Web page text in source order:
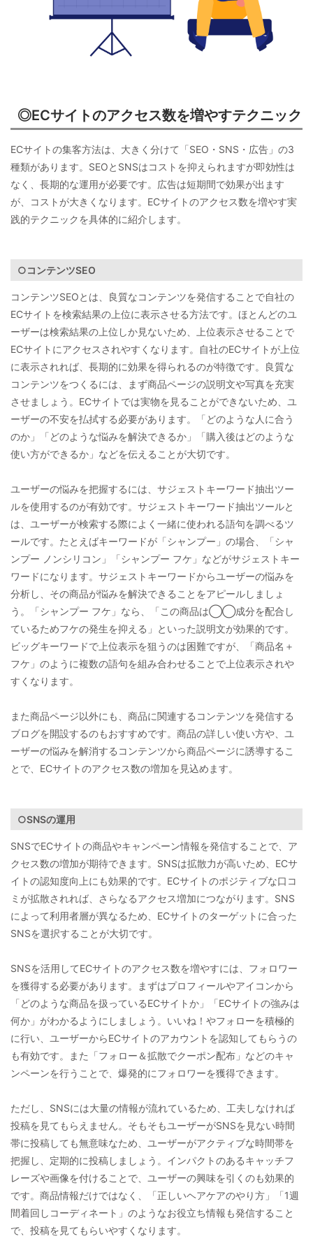
◎ECサイトのアクセス数を増やすテクニック
ECサイトの集客方法は、大きく分けて「SEO・SNS・広告」の3
種類があります。SEOとSNSはコストを抑えられますが即効性は
なく、長期的な運用が必要です。広告は短期間で効果が出ます
が、コストが大きくなります。ECサイトのアクセス数を増やす実
践的テクニックを具体的に紹介します。
○コンテンツSEO
コンテンツSEOとは、良質なコンテンツを発信することで自社の
ECサイトを検索結果の上位に表示させる方法です。ほとんどのユ
ーザーは検索結果の上位しか見ないため、上位表示させることで
ECサイトにアクセスされやすくなります。自社のECサイトが上位
に表示されれば、長期的に効果を得られるのが特徴です。良質な
コンテンツをつくるには、まず商品ページの説明文や写真を充実
させましょう。ECサイトでは実物を見ることができないため、ユ
ーザーの不安を払拭する必要があります。「どのような人に合う
のか」「どのような悩みを解決できるか」「購入後はどのような
使い方ができるか」などを伝えることが大切です。
ユーザーの悩みを把握するには、サジェストキーワード抽出ツー
ルを使用するのが有効です。サジェストキーワード抽出ツールと
は、ユーザーが検索する際によく一緒に使われる語句を調べるツ
ールです。たとえばキーワードが「シャンプー」の場合、「シャ
ンプー ノンシリコン」「シャンプー フケ」などがサジェストキー
ワードになります。サジェストキーワードからユーザーの悩みを
分析し、その商品が悩みを解決できることをアピールしましょ
う。「シャンプー フケ」なら、「この商品は◯◯成分を配合し
ているためフケの発生を抑える」といった説明文が効果的です。
ビッグキーワードで上位表示を狙うのは困難ですが、「商品名＋
フケ」のように複数の語句を組み合わせることで上位表示されや
すくなります。
また商品ページ以外にも、商品に関連するコンテンツを発信する
ブログを開設するのもおすすめです。商品の詳しい使い方や、ユ
ーザーの悩みを解消するコンテンツから商品ページに誘導するこ
とで、ECサイトのアクセス数の増加を見込めます。
○SNSの運用
SNSでECサイトの商品やキャンペーン情報を発信することで、ア
クセス数の増加が期待できます。SNSは拡散力が高いため、ECサ
イトの認知度向上にも効果的です。ECサイトのポジティブな口コ
ミが拡散されれば、さらなるアクセス増加につながります。SNS
によって利用者層が異なるため、ECサイトのターゲットに合った
SNSを選択することが大切です。
SNSを活用してECサイトのアクセス数を増やすには、フォロワー
を獲得する必要があります。まずはプロフィールやアイコンから
「どのような商品を扱っているECサイトか」「ECサイトの強みは
何か」がわかるようにしましょう。いいね！やフォローを積極的
に行い、ユーザーからECサイトのアカウントを認知してもらうの
も有効です。また「フォロー＆拡散でクーポン配布」などのキャ
ンペーンを行うことで、爆発的にフォロワーを獲得できます。
ただし、SNSには大量の情報が流れているため、工夫しなければ
投稿を見てもらえません。そもそもユーザーがSNSを見ない時間
帯に投稿しても無意味なため、ユーザーがアクティブな時間帯を
把握し、定期的に投稿しましょう。インパクトのあるキャッチフ
レーズや画像を付けることで、ユーザーの興味を引くのも効果的
です。商品情報だけではなく、「正しいヘアケアのやり方」「1週
間着回しコーディネート」のようなお役立ち情報も発信すること
で、投稿を見てもらいやすくなります。